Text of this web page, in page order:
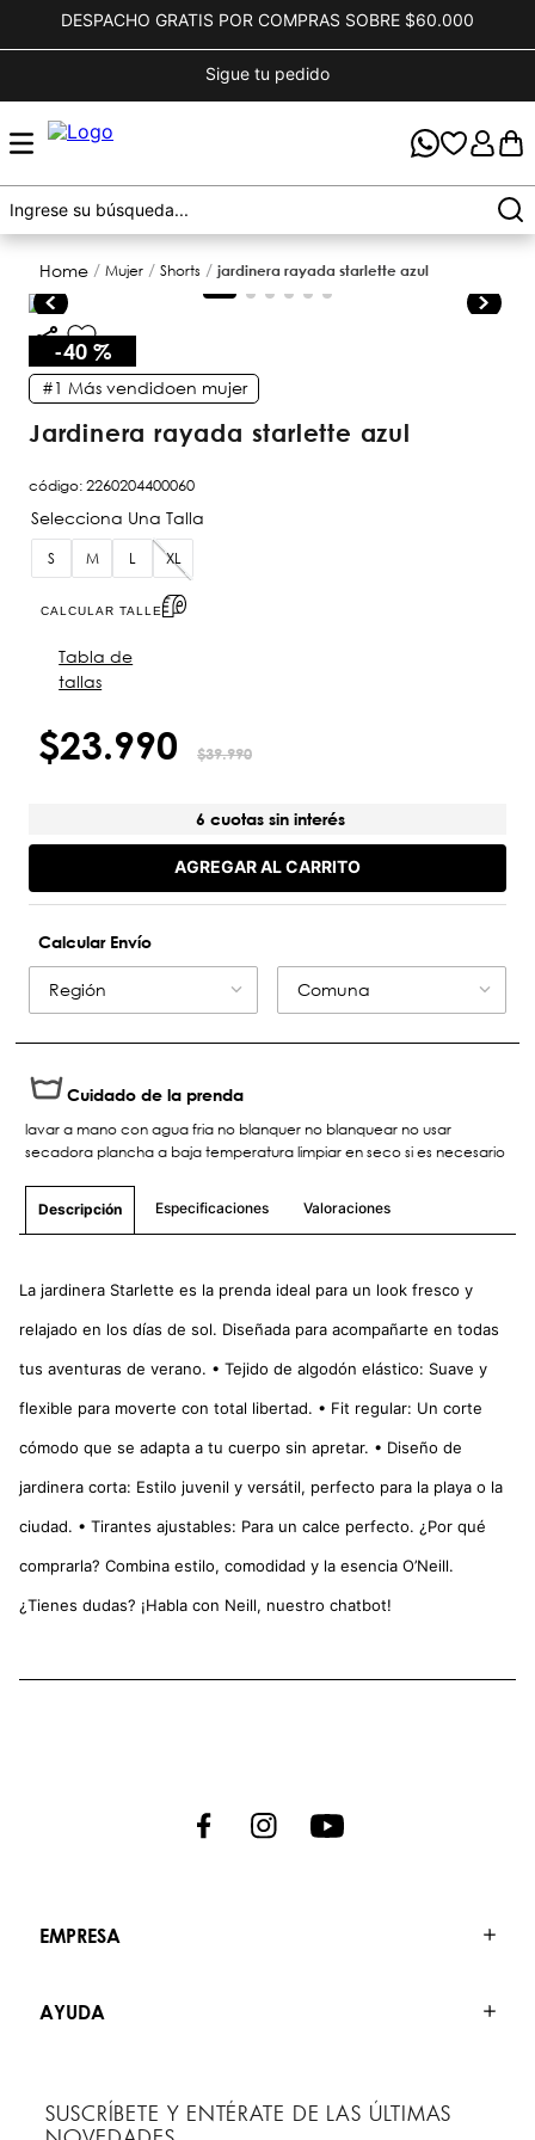
DESPACHO GRATIS POR COMPRAS SOBRE $60.000
Sigue tu pedido
mujer shorts jardinera rayada starlette azul
-40 %
#1 Más vendidoen mujer
jardinera rayada starlette azul
código:2260204400060
S M L XL
CALCULAR TALLE
Tabla de
tallas
$23.990 $39.990
6 cuotas sin interés
AGREGAR AL CARRITO
Calcular Envío
Región Comuna
Cuidado de la prenda
lavar a mano con agua fria no blanquer no blanquear no usar
secadora plancha a baja temperatura limpiar en seco si es necesario
Descripción Especificaciones Valoraciones
La jardinera Starlette es la prenda ideal para un look fresco y
relajado en los días de sol. Diseñada para acompañarte en todas
tus aventuras de verano. • Tejido de algodón elástico: Suave y
flexible para moverte con total libertad. • Fit regular: Un corte
cómodo que se adapta a tu cuerpo sin apretar. • Diseño de
jardinera corta: Estilo juvenil y versátil, perfecto para la playa o la
ciudad. • Tirantes ajustables: Para un calce perfecto. ¿Por qué
comprarla? Combina estilo, comodidad y la esencia O’Neill.
¿Tienes dudas? ¡Habla con Neill, nuestro chatbot!
EMPRESA
AYUDA
SUSCRÍBETE Y ENTÉRATE DE LAS ÚLTIMAS